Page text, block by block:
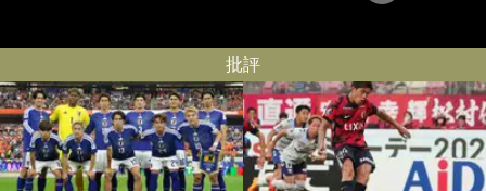
批評